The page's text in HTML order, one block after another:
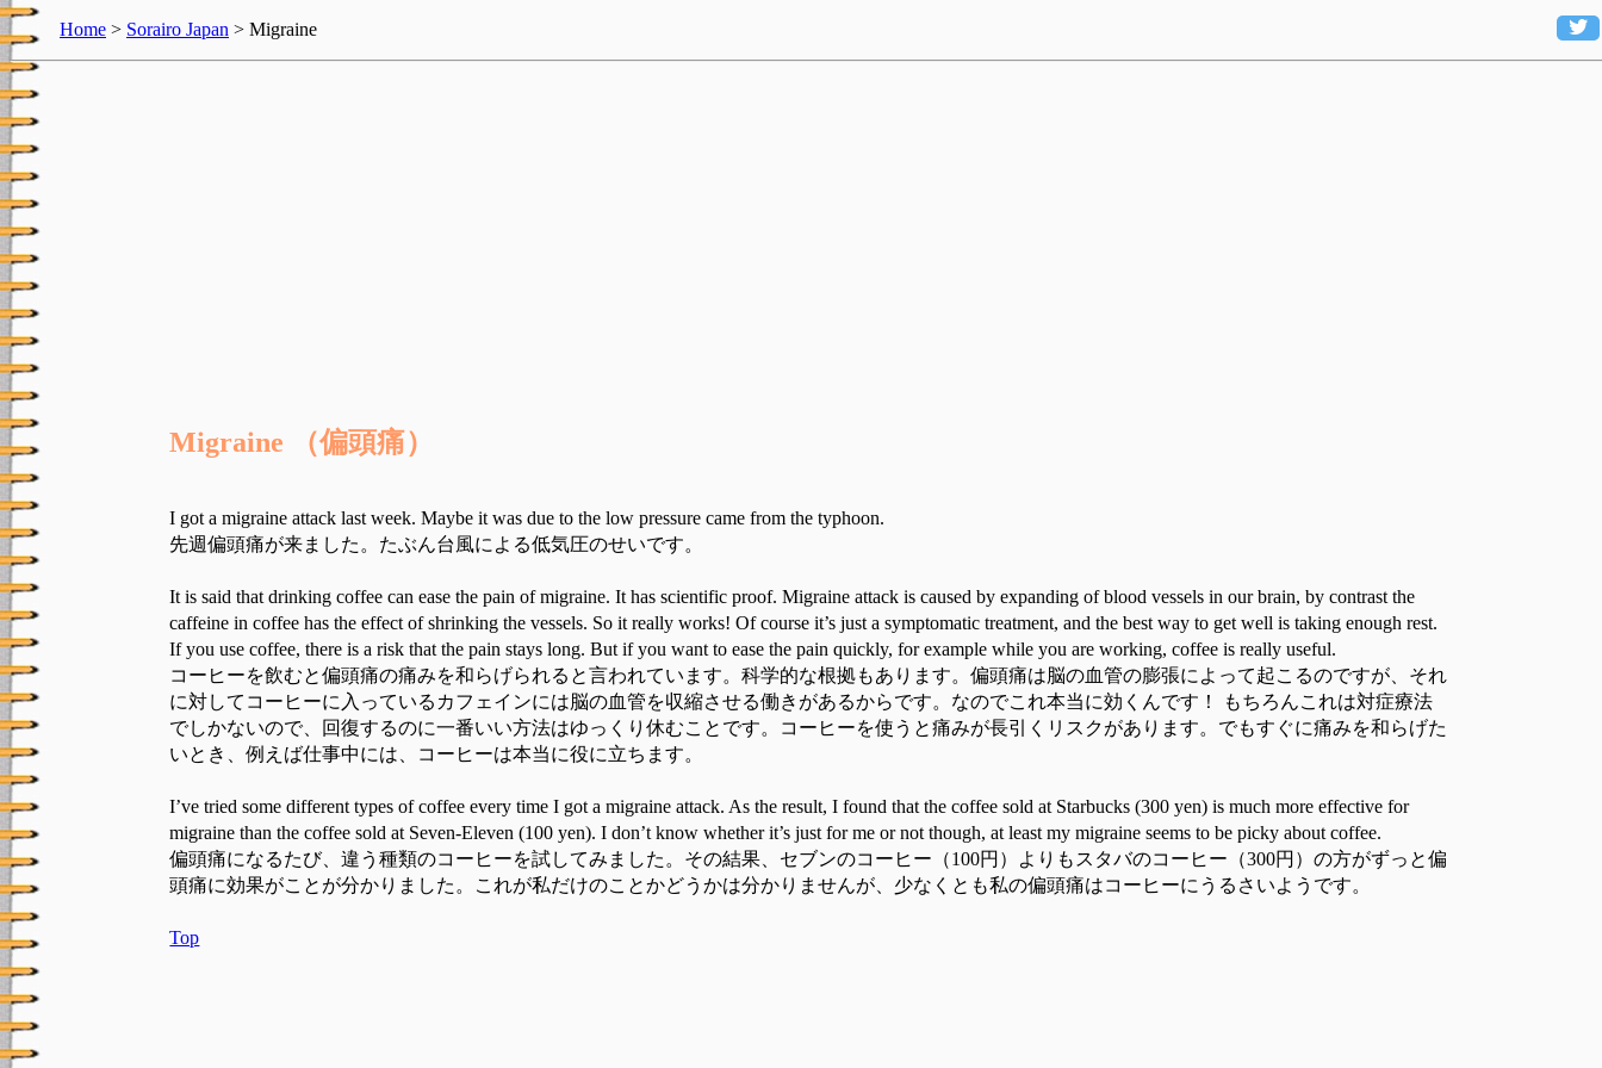
Home > Sorairo Japan > Migraine
Migraine （偏頭痛）
I got a migraine attack last week. Maybe it was due to the low pressure came from the typhoon.
先週偏頭痛が来ました。たぶん台風による低気圧のせいです。
It is said that drinking coffee can ease the pain of migraine. It has scientific proof. Migraine attack is caused by expanding of blood vessels in our brain, by contrast the
caffeine in coffee has the effect of shrinking the vessels. So it really works! Of course it’s just a symptomatic treatment, and the best way to get well is taking enough rest.
If you use coffee, there is a risk that the pain stays long. But if you want to ease the pain quickly, for example while you are working, coffee is really useful.
コーヒーを飲むと偏頭痛の痛みを和らげられると言われています。科学的な根拠もあります。偏頭痛は脳の血管の膨張によって起こるのですが、それ
に対してコーヒーに入っているカフェインには脳の血管を収縮させる働きがあるからです。なのでこれ本当に効くんです！ もちろんこれは対症療法
でしかないので、回復するのに一番いい方法はゆっくり休むことです。コーヒーを使うと痛みが長引くリスクがあります。でもすぐに痛みを和らげた
いとき、例えば仕事中には、コーヒーは本当に役に立ちます。
I’ve tried some different types of coffee every time I got a migraine attack. As the result, I found that the coffee sold at Starbucks (300 yen) is much more effective for
migraine than the coffee sold at Seven-Eleven (100 yen). I don’t know whether it’s just for me or not though, at least my migraine seems to be picky about coffee.
偏頭痛になるたび、違う種類のコーヒーを試してみました。その結果、セブンのコーヒー（100円）よりもスタバのコーヒー（300円）の方がずっと偏
頭痛に効果がことが分かりました。これが私だけのことかどうかは分かりませんが、少なくとも私の偏頭痛はコーヒーにうるさいようです。
Top